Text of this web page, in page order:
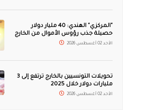
"المركزي" الهندي: 40 مليار دولار
حصيلة جذب رؤوس الأموال من الخارج
الأحد 02 أغسطس 2026
تحويلات التونسيين بالخارج ترتفع إلى 3
مليارات دولار خلال 2025
الأحد 02 أغسطس 2026